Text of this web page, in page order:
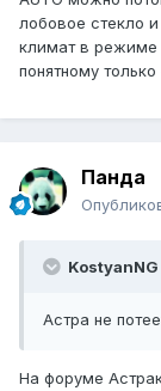
лобовое стекло
климат в режиме
понятному только
Панда
KostyanNG
Астра не
На форуме